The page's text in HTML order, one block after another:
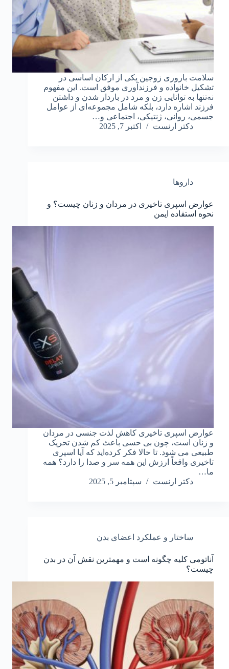
سلامت باروری زوجین یکی از ارکان اساسی در
تشکیل خانواده و فرزندآوری موفق است. این مفهوم
نه‌تنها به توانایی زن و مرد در باردار شدن و داشتن
فرزند اشاره دارد، بلکه شامل مجموعه‌ای از عوامل
جسمی، روانی، ژنتیکی، اجتماعی و…
دکتر ارنست
اکتبر 7, 2025
داروها
عوارض اسپری تاخیری در مردان و زنان چیست؟ و
نحوه استفاده ایمن
عوارض اسپری تاخیری کاهش لذت جنسی در مردان
و زنان است، چون بی حسی باعث کم شدن تحریک
طبیعی می شود. تا حالا فکر کرده‌اید که آیا اسپری
تاخیری واقعاً ارزش این همه سر و صدا را دارد؟ همه
ما…
دکتر ارنست
سپتامبر 5, 2025
ساختار و عملکرد اعضای بدن
آناتومی کلیه چگونه است و مهمترین نقش آن در بدن
چیست؟